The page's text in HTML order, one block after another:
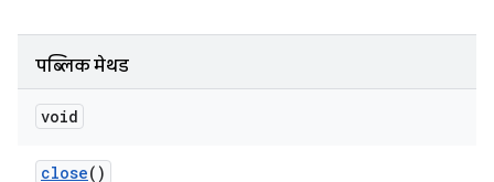
पब्लिक मेथड
void
close()